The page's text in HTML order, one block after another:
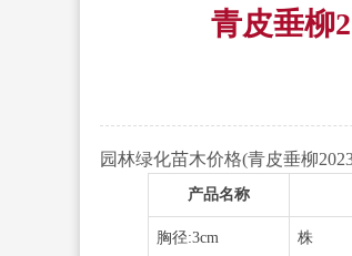
青皮垂柳
园林绿化苗木价格(青皮垂柳
产品名称
胸径:3cm 株